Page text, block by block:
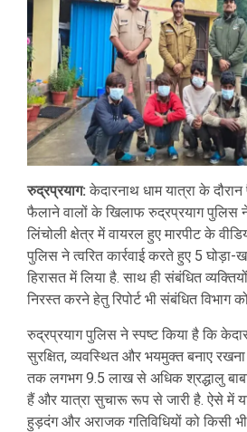
रुद्रप्रयाग: केदारनाथ धाम यात्रा के
फैलाने वालों के खिलाफ रुद्रप्रयाग पुलिस
लिंचोली क्षेत्र में वायरल हुए मारपीट के
पुलिस ने त्वरित कार्रवाई करते हुए 5
हिरासत में लिया है. साथ ही संबंधित
निरस्त करने हेतु रिपोर्ट भी संबंधित विभाग
रुद्रप्रयाग पुलिस ने स्पष्ट किया है कि
सुरक्षित, व्यवस्थित और भयमुक्त बनाए
तक लगभग 9.5 लाख से अधिक श्रद्धालु
हैं और यात्रा सुचारू रूप से जारी है. ऐसे में
हुड़दंग और अराजक गतिविधियों को किसी भी